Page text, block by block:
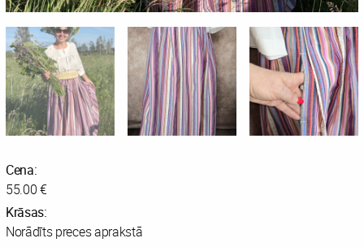
Cena:
55.00 €
Krāsas:
Norādīts preces aprakstā